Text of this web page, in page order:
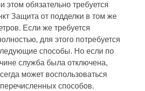
этом обязательно требуется
Защита от подделки в том же
Если же требуется
для этого потребуется
способы. Но если по
служба была отключена,
может воспользоваться
способов.